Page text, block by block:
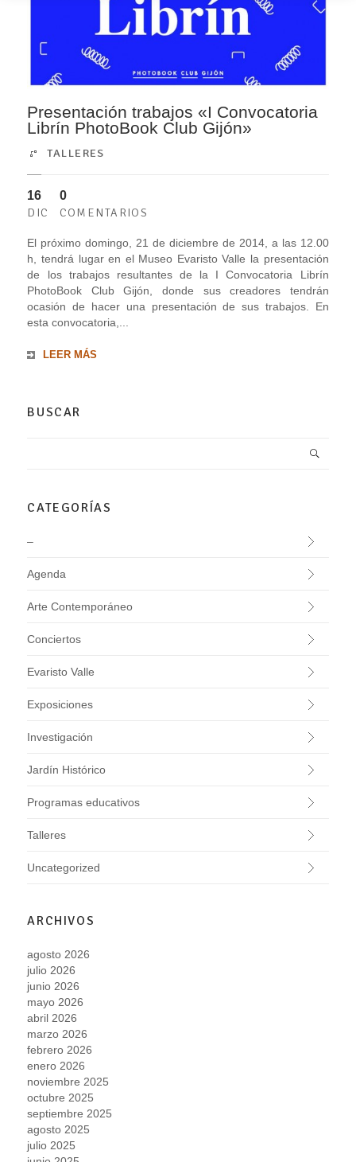
Presentación trabajos «I Convocatoria
Librín PhotoBook Club Gijón»
TALLERES
16
DIC
0
COMENTARIOS
El próximo domingo, 21 de diciembre de 2014, a las 12.00
h, tendrá lugar en el Museo Evaristo Valle la presentación
de los trabajos resultantes de la I Convocatoria Librín
PhotoBook Club Gijón, donde sus creadores tendrán
ocasión de hacer una presentación de sus trabajos. En
esta convocatoria,...
LEER MÁS
BUSCAR
CATEGORÍAS
–
Agenda
Arte Contemporáneo
Conciertos
Evaristo Valle
Exposiciones
Investigación
Jardín Histórico
Programas educativos
Talleres
Uncategorized
ARCHIVOS
agosto 2026
julio 2026
junio 2026
mayo 2026
abril 2026
marzo 2026
febrero 2026
enero 2026
noviembre 2025
octubre 2025
septiembre 2025
agosto 2025
julio 2025